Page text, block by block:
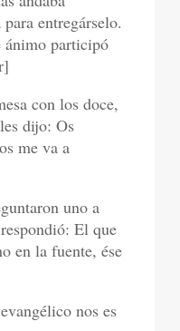
entregárselo.
participó
con los doce,
dijo: Os
me va a
uno a
El que
en la fuente, ése
nos es